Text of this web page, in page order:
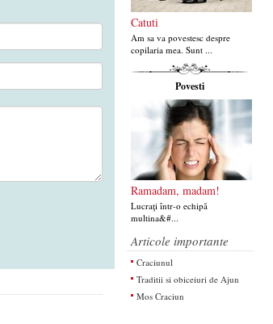
Catuti
Am sa va povestesc despre
copilaria mea. Sunt ...
Povesti
Ramadam, madam!
Lucraţi într-o echipă
multina&#...
Articole importante
Craciunul
Traditii si obiceiuri de Ajun
Mos Craciun